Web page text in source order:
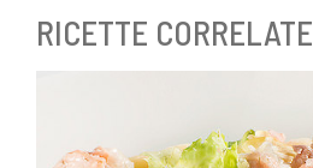
RICETTE CORRELATE